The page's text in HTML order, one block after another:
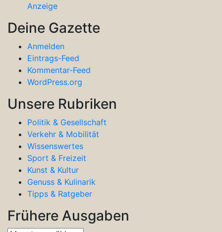
Anzeige
Deine Gazette
Anmelden
Eintrags-Feed
Kommentar-Feed
WordPress.org
Unsere Rubriken
Politik & Gesellschaft
Verkehr & Mobilität
Wissenswertes
Sport & Freizeit
Kunst & Kultur
Genuss & Kulinarik
Tipps & Ratgeber
Frühere Ausgaben